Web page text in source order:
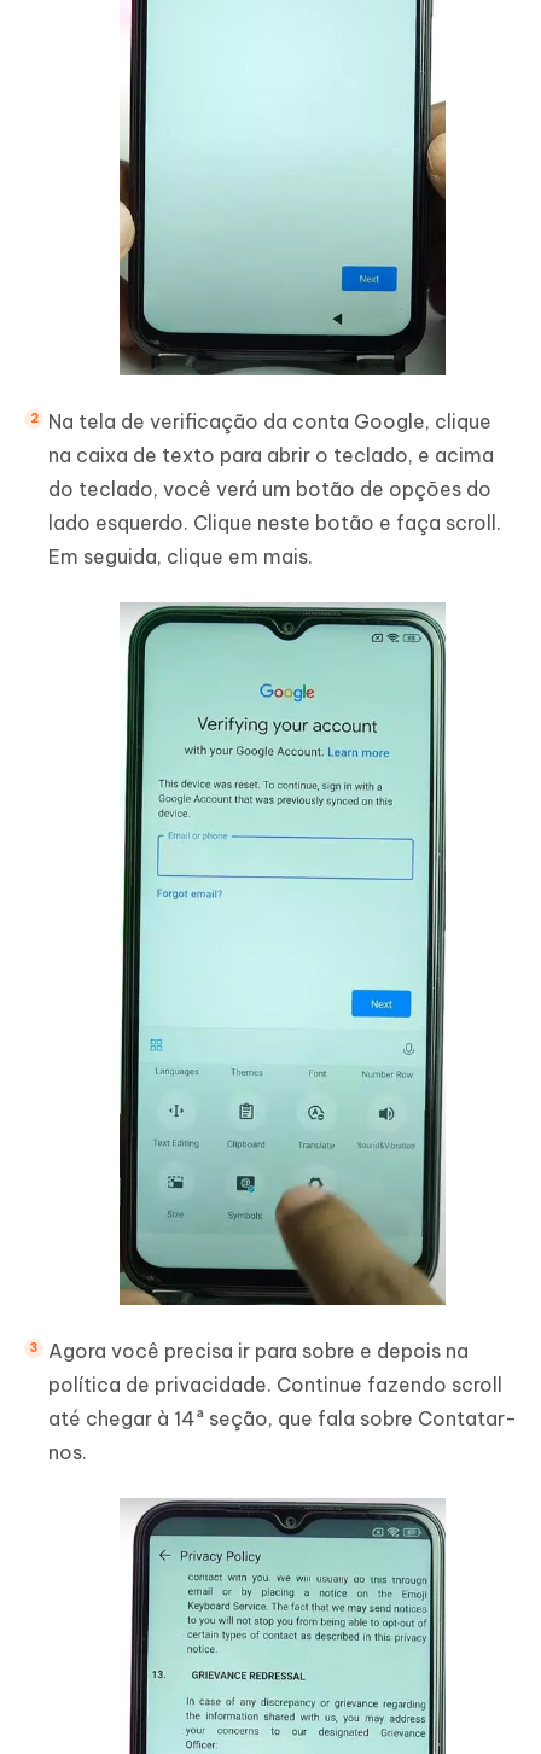
Na tela de verificação da conta Google, clique
na caixa de texto para abrir o teclado, e acima
do teclado, você verá um botão de opções do
lado esquerdo. Clique neste botão e faça scroll.
Em seguida, clique em mais.
Agora você precisa ir para sobre e depois na
política de privacidade. Continue fazendo scroll
até chegar à 14ª seção, que fala sobre Contatar-
nos.